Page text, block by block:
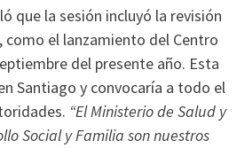
que la sesión incluyó la revisión
el lanzamiento del Centro
del presente año. Esta
Santiago y convocaría a todo el
“El Ministerio de Salud y
Social y Familia son nuestros